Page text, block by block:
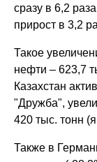
сразу в 6,2
прирост в 3,2
Такое
нефти – 623,7
Казахстан
"Дружба",
420 тыс. тонн
Также в